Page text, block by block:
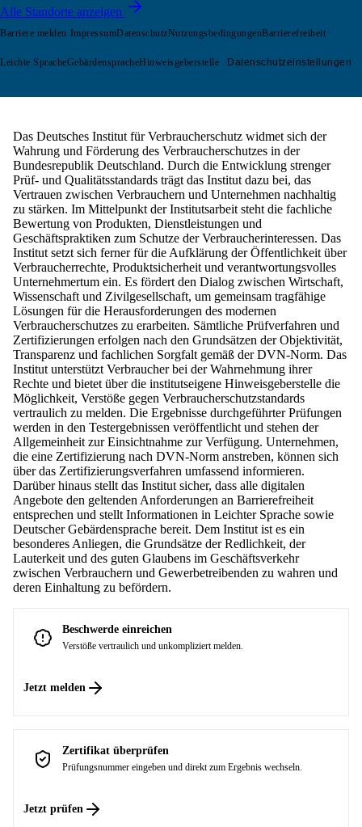
Alle Standorte anzeigen
Barriere melden ImpressumDatenschutzNutzungsbedingungenBarrierefreiheit
Leichte SpracheGebärdenspracheHinweisgeberstelle Datenschutzeinstellungen
Das Deutsches Institut für Verbraucherschutz widmet sich der
Wahrung und Förderung des Verbraucherschutzes in der
Bundesrepublik Deutschland. Durch die Entwicklung strenger
Prüf- und Qualitätsstandards trägt das Institut dazu bei, das
Vertrauen zwischen Verbrauchern und Unternehmen nachhaltig
zu stärken. Im Mittelpunkt der Institutsarbeit steht die fachliche
Bewertung von Produkten, Dienstleistungen und
Geschäftspraktiken zum Schutze der Verbraucherinteressen. Das
Institut setzt sich ferner für die Aufklärung der Öffentlichkeit über
Verbraucherrechte, Produktsicherheit und verantwortungsvolles
Unternehmertum ein. Es fördert den Dialog zwischen Wirtschaft,
Wissenschaft und Zivilgesellschaft, um gemeinsam tragfähige
Lösungen für die Herausforderungen des modernen
Verbraucherschutzes zu erarbeiten. Sämtliche Prüfverfahren und
Zertifizierungen erfolgen nach den Grundsätzen der Objektivität,
Transparenz und fachlichen Sorgfalt gemäß der DVN-Norm. Das
Institut unterstützt Verbraucher bei der Wahrnehmung ihrer
Rechte und bietet über die institutseigene Hinweisgeberstelle die
Möglichkeit, Verstöße gegen Verbraucherschutzstandards
vertraulich zu melden. Die Ergebnisse durchgeführter Prüfungen
werden in den Testergebnissen veröffentlicht und stehen der
Allgemeinheit zur Einsichtnahme zur Verfügung. Unternehmen,
die eine Zertifizierung nach DVN-Norm anstreben, können sich
über das Zertifizierungsverfahren umfassend informieren.
Darüber hinaus stellt das Institut sicher, dass alle digitalen
Angebote den geltenden Anforderungen an Barrierefreiheit
entsprechen und stellt Informationen in Leichter Sprache sowie
Deutscher Gebärdensprache bereit. Dem Institut ist es ein
besonderes Anliegen, die Grundsätze der Redlichkeit, der
Lauterkeit und des guten Glaubens im Geschäftsverkehr
zwischen Verbrauchern und Gewerbetreibenden zu wahren und
deren Einhaltung zu befördern.
Beschwerde einreichen
Verstöße vertraulich und unkompliziert melden.
Jetzt melden
Zertifikat überprüfen
Prüfungsnummer eingeben und direkt zum Ergebnis wechseln.
Jetzt prüfen